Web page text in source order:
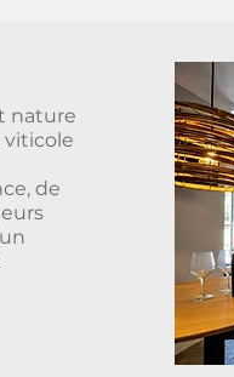
nature
de